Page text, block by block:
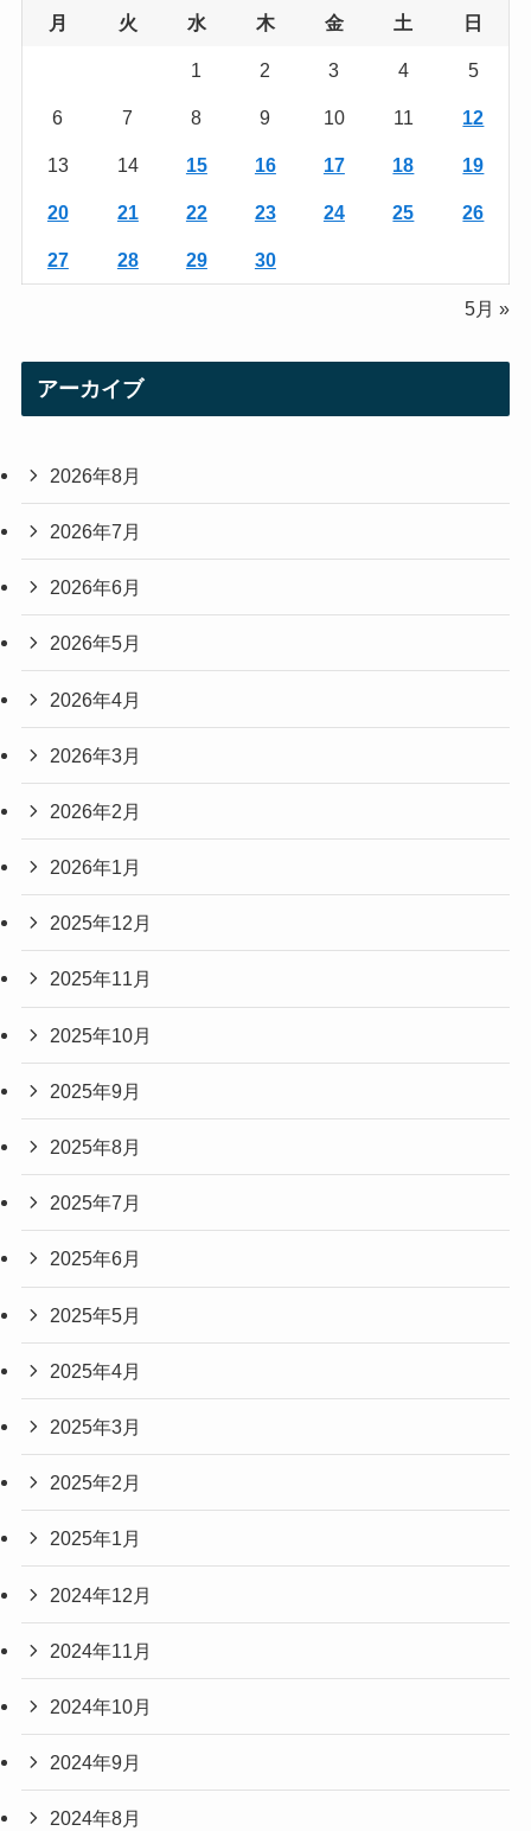
e
月 火 水 木 金 土 日
1 2 3 4 5
6 7 8 9 10 11 12
13 14 15 16 17 18 19
20 21 22 23 24 25 26
27 28 29 30
5月 »
アーカイブ
2026年8月
2026年7月
2026年6月
2026年5月
2026年4月
2026年3月
2026年2月
2026年1月
2025年12月
2025年11月
2025年10月
2025年9月
2025年8月
2025年7月
2025年6月
2025年5月
2025年4月
2025年3月
2025年2月
2025年1月
2024年12月
2024年11月
2024年10月
2024年9月
2024年8月